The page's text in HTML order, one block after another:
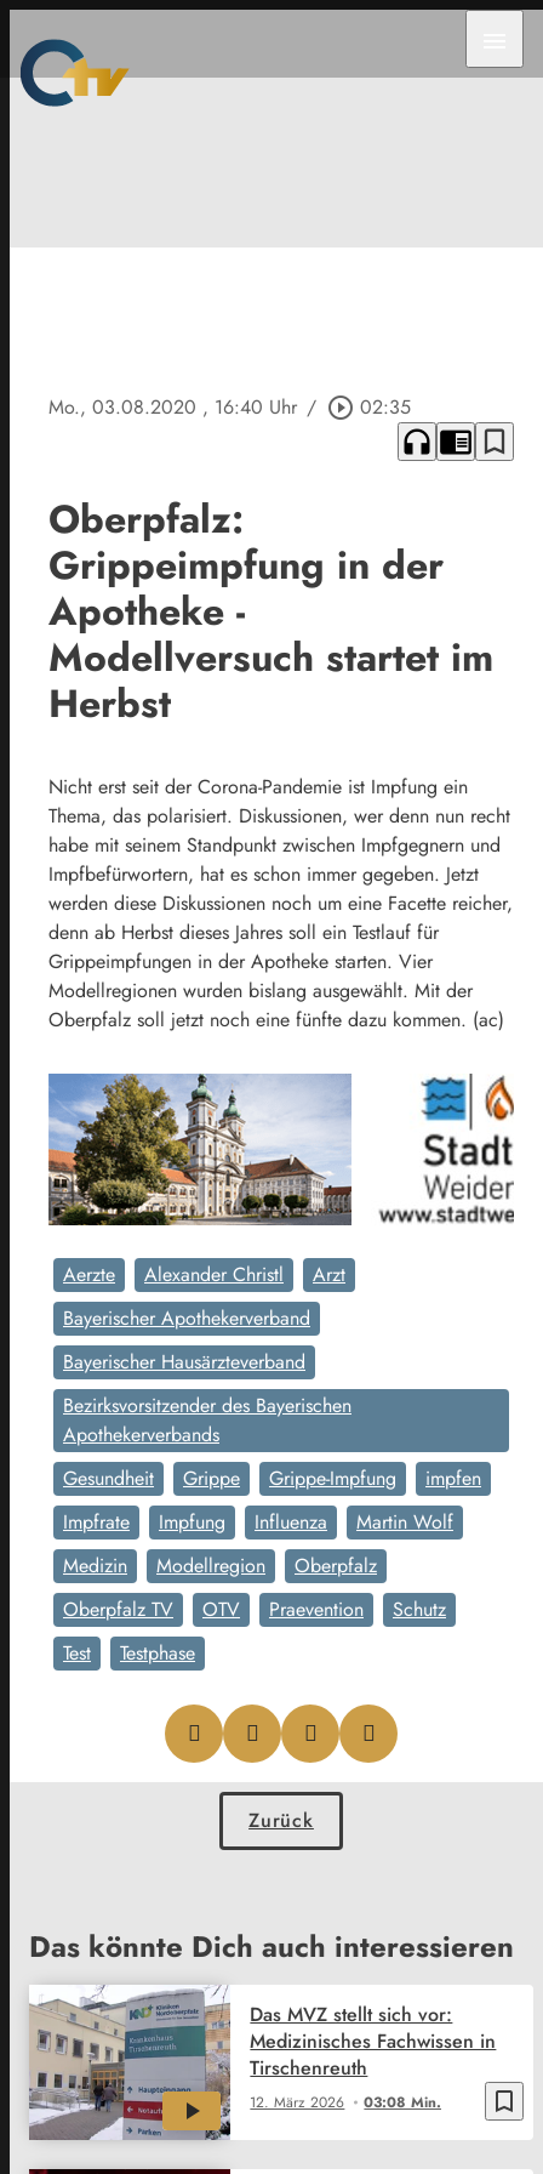
Mo., 03.08.2020 , 16:40 Uhr / play_circle_outline 02:35
headphones chrome_reader_mode bookmark_border
Oberpfalz:
Grippeimpfung in der
Apotheke -
Modellversuch startet im
Herbst
Nicht erst seit der Corona-Pandemie ist Impfung ein
Thema, das polarisiert. Diskussionen, wer denn nun recht
habe mit seinem Standpunkt zwischen Impfgegnern und
Impfbefürwortern, hat es schon immer gegeben. Jetzt
werden diese Diskussionen noch um eine Facette reicher,
denn ab Herbst dieses Jahres soll ein Testlauf für
Grippeimpfungen in der Apotheke starten. Vier
Modellregionen wurden bislang ausgewählt. Mit der
Oberpfalz soll jetzt noch eine fünfte dazu kommen. (ac)
Aerzte Alexander Christl
Arzt
Bayerischer Apothekerverband
Bayerischer Hausärzteverband
Bezirksvorsitzender des Bayerischen
Apothekerverbands
Gesundheit
Grippe Grippe-Impfung
impfen
Impfrate
Impfung Influenza
Martin Wolf
Medizin
Modellregion
Oberpfalz
Oberpfalz TV
OTV Praevention
Schutz
Test
Testphase
Zurück
Das könnte Dich auch interessieren
bookmark_border
12. März 2026 03:08 Min.
Das MVZ stellt sich vor:
Medizinisches Fachwissen in
Tirschenreuth